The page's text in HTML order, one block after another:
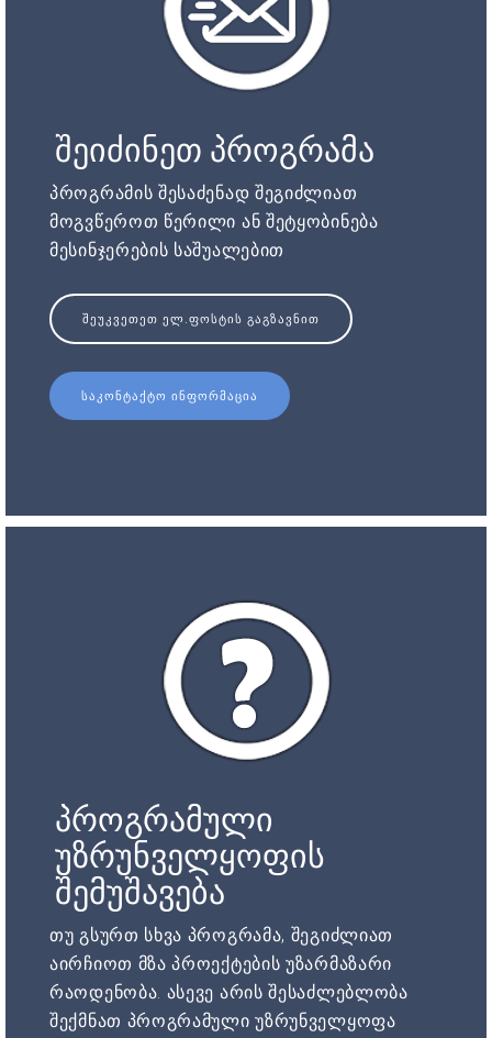
შეიძინეთ პროგრამა
პროგრამის შესაძენად შეგიძლიათ
მოგვწეროთ წერილი ან შეტყობინება
მესინჯერების საშუალებით
ᲨᲔᲣᲙᲕᲔᲗᲔᲗ ᲔᲚ.ᲤᲝᲡᲢᲘᲡ ᲒᲐᲒᲖᲐᲕᲜᲘᲗ
ᲡᲐᲙᲝᲜᲢᲐᲥᲢᲝ ᲘᲜᲤᲝᲠᲛᲐᲪᲘᲐ
პროგრამული
უზრუნველყოფის
შემუშავება
თუ გსურთ სხვა პროგრამა, შეგიძლიათ
აირჩიოთ მზა პროექტების უზარმაზარი
რაოდენობა. ასევე არის შესაძლებლობა
შექმნათ პროგრამული უზრუნველყოფა